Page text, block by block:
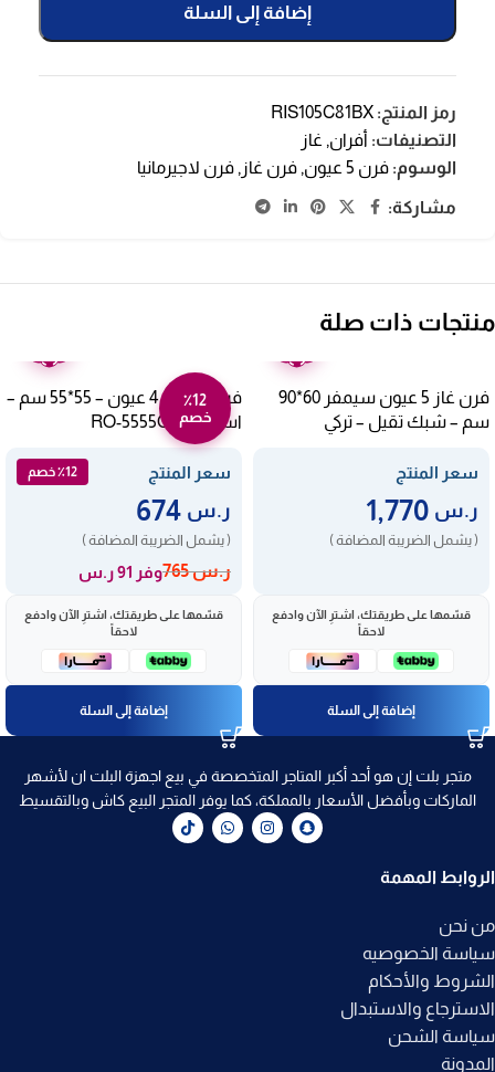
إضافة إلى السلة
رمز المنتج: RIS105C81BX
التصنيفات: أفران, غاز
الوسوم: فرن 5 عيون , فرن غاز , فرن لاجيرمانيا
مشاركة:
منتجات ذات صلة
فرن غاز 5 عيون سيمفر 60*90
سم – شبك تقيل – تركي
سعر المنتج
ر.س
( يشمل الضريبة المضافة )
قسّمها على طريقتك، اشترِ الآن وادفع
لاحقاً
إضافة إلى السلة
٪12
خصم
فرن غاز ارو 4 عيون – 55*55 سم –
استيل RO-5555GSF
سعر المنتج ٪12 خصم
ر.س
( يشمل الضريبة المضافة )
ر.س765 وفر 91 ر.س
قسّمها على طريقتك، اشترِ الآن وادفع
لاحقاً
إضافة إلى السلة
متجر بلت إن هو أحد أكبر المتاجر المتخصصة في بيع اجهزة البلت ان لأشهر
الماركات وبأفضل الأسعار بالمملكة، كما يوفر المتجر البيع كاش وبالتقسيط
الروابط المهمة
من نحن
سياسة الخصوصيه
الشروط والأحكام
الاسترجاع والاستبدال
سياسة الشحن
المدونة